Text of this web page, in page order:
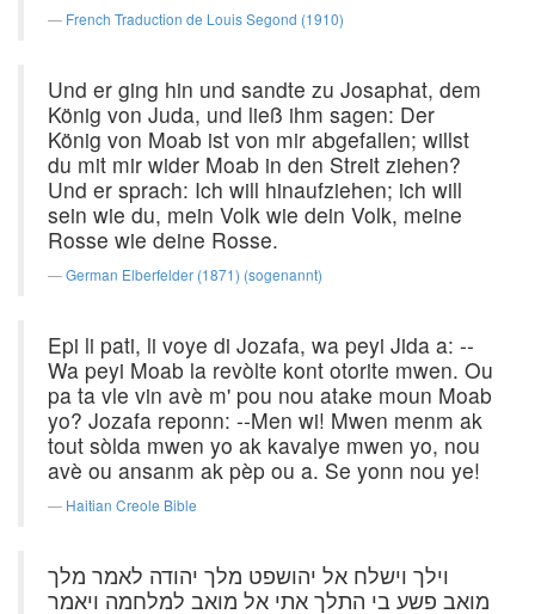
French Traduction de Louis Segond (1910)
Und er ging hin und sandte zu Josaphat, dem
König von Juda, und ließ ihm sagen: Der
König von Moab ist von mir abgefallen; willst
du mit mir wider Moab in den Streit ziehen?
Und er sprach: Ich will hinaufziehen; ich will
sein wie du, mein Volk wie dein Volk, meine
Rosse wie deine Rosse.
German Elberfelder (1871) (sogenannt)
Epi li pati, li voye di Jozafa, wa peyi Jida a: --
Wa peyi Moab la revòlte kont otorite mwen. Ou
pa ta vle vin avè m' pou nou atake moun Moab
yo? Jozafa reponn: --Men wi! Mwen menm ak
tout sòlda mwen yo ak kavalye mwen yo, nou
avè ou ansanm ak pèp ou a. Se yonn nou ye!
Haitian Creole Bible
וילך וישלח אל יהושפט מלך יהודה לאמר מלך
מואב פשע בי התלך אתי אל מואב למלחמה ויאמר